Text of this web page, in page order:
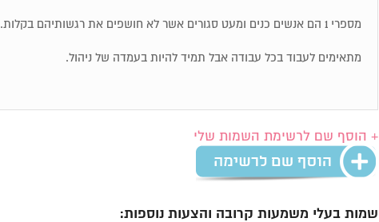
מספרי 1 הם אנשים כנים ומעט סגורים אשר לא חושפים את רגשותיהם בקלות.
מתאימים לעבוד בכל עבודה אבל תמיד להיות בעמדה של ניהול.
+ הוסף שם לרשימת השמות שלי
שמות בעלי משמעות קרובה והצעות נוספות: